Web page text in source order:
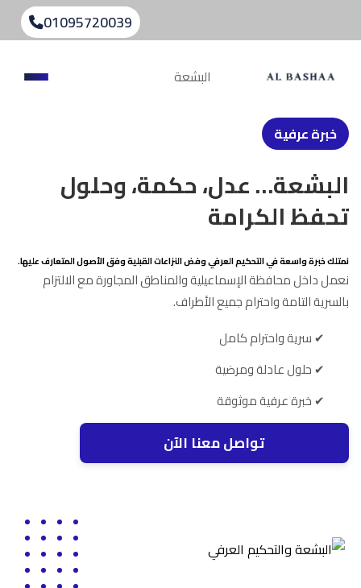
01095720039
البشعة
خبرة عرفية
البشعة… عدل، حكمة، وحلول
تحفظ الكرامة
نمتلك خبرة واسعة في التحكيم العرفي وفض النزاعات القبلية وفق الأصول المتعارف عليها.
نعمل داخل محافظة الإسماعيلية والمناطق المجاورة مع الالتزام
بالسرية التامة واحترام جميع الأطراف.
✔ سرية واحترام كامل
✔ حلول عادلة ومرضية
✔ خبرة عرفية موثوقة
تواصل معنا الآن